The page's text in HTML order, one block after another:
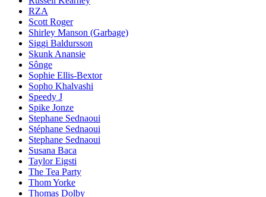
RZA
Scott Roger
Shirley Manson (Garbage)
Siggi Baldursson
Skunk Anansie
Sônge
Sophie Ellis-Bextor
Sopho Khalvashi
Speedy J
Spike Jonze
Stephane Sednaoui
Stéphane Sednaoui
Stephane Sednaoui
Susana Baca
Taylor Eigsti
The Tea Party
Thom Yorke
Thomas Dolby